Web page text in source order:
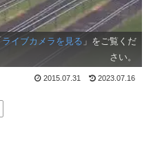
ライブカメラを見る 」をご覧くだ
さい。
2015.07.31 2023.07.16